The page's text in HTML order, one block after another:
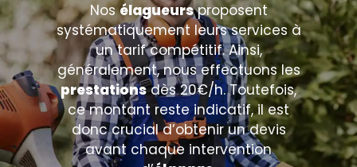
Nosélagueursproposent
systématiquement leurs services à
un tarif compétitif. Ainsi,
généralement, nous effectuons les
prestationsdès 20€/h. Toutefois,
ce montant reste indicatif, il est
donc crucial d’obtenir un devis
avant chaque intervention